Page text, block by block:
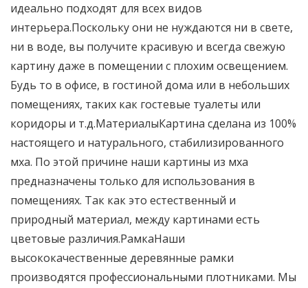
идеально подходят для всех видов
интерьера.Поскольку они не нуждаются ни в свете,
ни в воде, вы получите красивую и всегда свежую
картину даже в помещении с плохим освещением.
Будь то в офисе, в гостиной дома или в небольших
помещениях, таких как гостевые туалеты или
коридоры и т.д.МатериалыКартина сделана из 100%
настоящего и натурального, стабилизированного
мха. По этой причине наши картины из мха
предназначены только для использования в
помещениях. Так как это естественный и
природный материал, между картинами есть
цветовые различия.РамкаНаши
высококачественные деревянные рамки
производятся профессиональными плотниками. Мы